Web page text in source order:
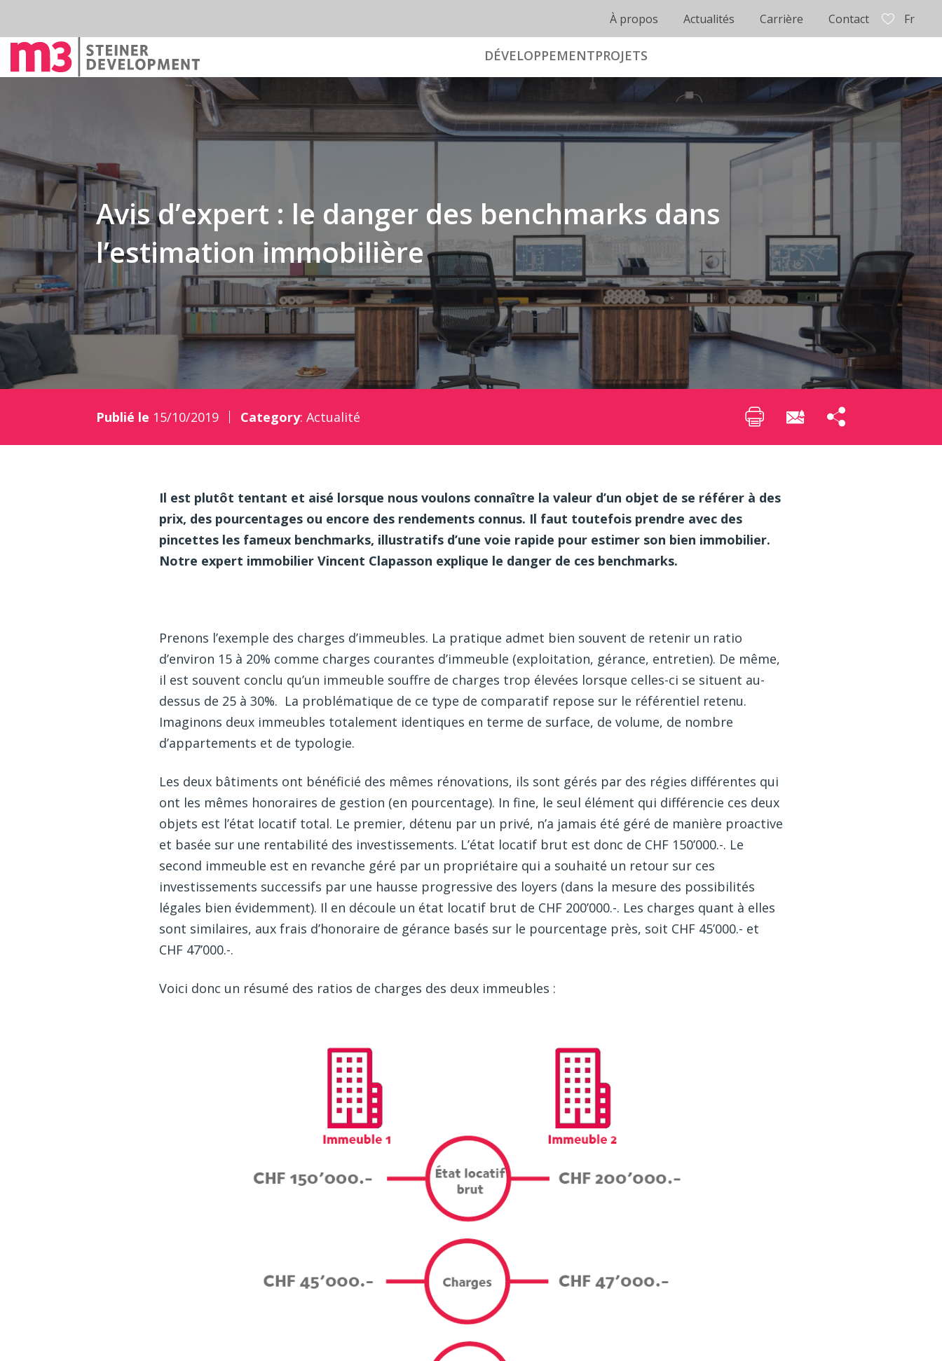
À propos Actualités Carrière Contact Fr
DÉVELOPPEMENTPROJETS
Avis d’expert : le danger des benchmarks dans
l’estimation immobilière
Publié le 15/10/2019 Category: Actualité
Il est plutôt tentant et aisé lorsque nous voulons connaître la valeur d’un objet de se référer à des
prix, des pourcentages ou encore des rendements connus. Il faut toutefois prendre avec des
pincettes les fameux benchmarks, illustratifs d’une voie rapide pour estimer son bien immobilier.
Notre expert immobilier Vincent Clapasson explique le danger de ces benchmarks.
Prenons l’exemple des charges d’immeubles. La pratique admet bien souvent de retenir un ratio
d’environ 15 à 20% comme charges courantes d’immeuble (exploitation, gérance, entretien). De même,
il est souvent conclu qu’un immeuble souffre de charges trop élevées lorsque celles-ci se situent au-
dessus de 25 à 30%. La problématique de ce type de comparatif repose sur le référentiel retenu.
Imaginons deux immeubles totalement identiques en terme de surface, de volume, de nombre
d’appartements et de typologie.
Les deux bâtiments ont bénéficié des mêmes rénovations, ils sont gérés par des régies différentes qui
ont les mêmes honoraires de gestion (en pourcentage). In fine, le seul élément qui différencie ces deux
objets est l’état locatif total. Le premier, détenu par un privé, n’a jamais été géré de manière proactive
et basée sur une rentabilité des investissements. L’état locatif brut est donc de CHF 150’000.-. Le
second immeuble est en revanche géré par un propriétaire qui a souhaité un retour sur ces
investissements successifs par une hausse progressive des loyers (dans la mesure des possibilités
légales bien évidemment). Il en découle un état locatif brut de CHF 200’000.-. Les charges quant à elles
sont similaires, aux frais d’honoraire de gérance basés sur le pourcentage près, soit CHF 45’000.- et
CHF 47’000.-.
Voici donc un résumé des ratios de charges des deux immeubles :